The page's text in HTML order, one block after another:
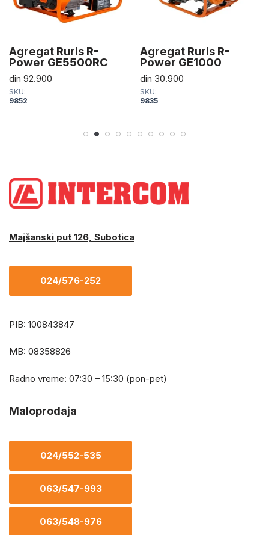
Agregat Ruris R-
Power GE5500RC
din 92.900
SKU:
9852
Agregat Ruris R-
Power GE1000
din 30.900
SKU:
9835
Majšanski put 126, Subotica
024/576-252
PIB: 100843847
MB: 08358826
Radno vreme: 07:30 – 15:30 (pon-pet)
Maloprodaja
024/552-535
063/547-993
063/548-976